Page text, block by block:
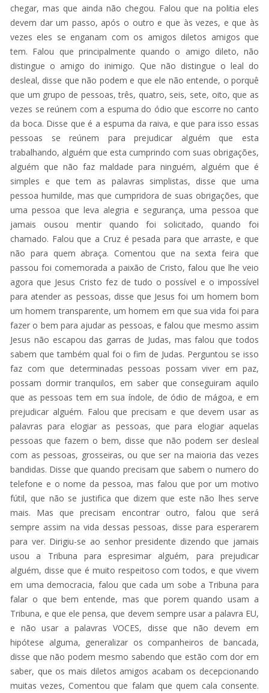
chegar, mas que ainda não chegou. Falou que na politia eles
devem dar um passo, após o outro e que às vezes, e que às
vezes eles se enganam com os amigos diletos amigos que
tem. Falou que principalmente quando o amigo dileto, não
distingue o amigo do inimigo. Que não distingue o leal do
desleal, disse que não podem e que ele não entende, o porquê
que um grupo de pessoas, três, quatro, seis, sete, oito, que as
vezes se reúnem com a espuma do ódio que escorre no canto
da boca. Disse que é a espuma da raiva, e que para isso essas
pessoas se reúnem para prejudicar alguém que esta
trabalhando, alguém que esta cumprindo com suas obrigações,
alguém que não faz maldade para ninguém, alguém que é
simples e que tem as palavras simplistas, disse que uma
pessoa humilde, mas que cumpridora de suas obrigações, que
uma pessoa que leva alegria e segurança, uma pessoa que
jamais ousou mentir quando foi solicitado, quando foi
chamado. Falou que a Cruz é pesada para que arraste, e que
não para quem abraça. Comentou que na sexta feira que
passou foi comemorada a paixão de Cristo, falou que lhe veio
agora que Jesus Cristo fez de tudo o possível e o impossível
para atender as pessoas, disse que Jesus foi um homem bom
um homem transparente, um homem em que sua vida foi para
fazer o bem para ajudar as pessoas, e falou que mesmo assim
Jesus não escapou das garras de Judas, mas falou que todos
sabem que também qual foi o fim de Judas. Perguntou se isso
faz com que determinadas pessoas possam viver em paz,
possam dormir tranquilos, em saber que conseguiram aquilo
que as pessoas tem em sua índole, de ódio de mágoa, e em
prejudicar alguém. Falou que precisam e que devem usar as
palavras para elogiar as pessoas, que para elogiar aquelas
pessoas que fazem o bem, disse que não podem ser desleal
com as pessoas, grosseiras, ou que ser na maioria das vezes
bandidas. Disse que quando precisam que sabem o numero do
telefone e o nome da pessoa, mas falou que por um motivo
fútil, que não se justifica que dizem que este não lhes serve
mais. Mas que precisam encontrar outro, falou que será
sempre assim na vida dessas pessoas, disse para esperarem
para ver. Dirigiu-se ao senhor presidente dizendo que jamais
usou a Tribuna para espresimar alguém, para prejudicar
alguém, disse que é muito respeitoso com todos, e que vivem
em uma democracia, falou que cada um sobe a Tribuna para
falar o que bem entende, mas que porem quando usam a
Tribuna, e que ele pensa, que devem sempre usar a palavra EU,
e não usar a palavras VOCES, disse que não devem em
hipótese alguma, generalizar os companheiros de bancada,
disse que não podem mesmo sabendo que estão com dor em
saber, que os mais diletos amigos acabam os decepcionando
muitas vezes, Comentou que falam que quem cala consente.